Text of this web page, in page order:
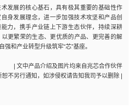
发展的核心基石，具有极其重要的基础性作
身发展理念，进一步加强技术攻坚和产品创
力，携手产业链上下游生态伙伴，持续深耕
更繁荣的生态、更优质的产品、更完善的解
和产业转型升级筑牢“芯”基座。
| 文中产品介绍及图片均来自兆芯合作伙伴
不另行通知，如涉侵权请告知我司予以删除 |